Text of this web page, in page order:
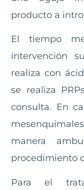
producto a
El tiempo
intervención
realiza con
se realiza
consulta. En
manera
procedimiento
Para el